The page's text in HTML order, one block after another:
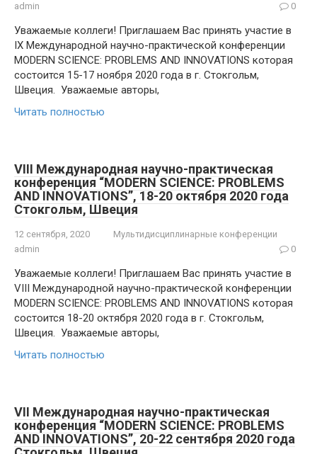
admin
0
Уважаемые коллеги! Приглашаем Вас принять участие в
IX Международной научно-практической конференции
MODERN SCIENCE: PROBLEMS AND INNOVATIONS которая
состоится 15-17 ноября 2020 года в г. Стокгольм,
Швеция. Уважаемые авторы,
Читать полностью
VIII Международная научно-практическая
конференция “MODERN SCIENCE: PROBLEMS
AND INNOVATIONS”, 18-20 октября 2020 года
Стокгольм, Швеция
12 сентября, 2020
Мультидисциплинарные конференции
admin
0
Уважаемые коллеги! Приглашаем Вас принять участие в
VIII Международной научно-практической конференции
MODERN SCIENCE: PROBLEMS AND INNOVATIONS которая
состоится 18-20 октября 2020 года в г. Стокгольм,
Швеция. Уважаемые авторы,
Читать полностью
VII Международная научно-практическая
конференция “MODERN SCIENCE: PROBLEMS
AND INNOVATIONS”, 20-22 сентября 2020 года